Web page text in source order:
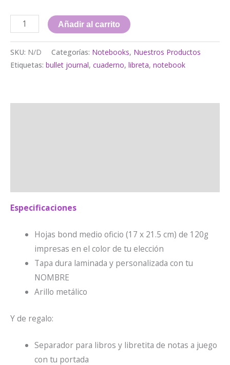
Notebook
|
Modelo
My
Añadir al carrito
SKU: N/D Categorías: Notebooks, Nuestros Productos
Etiquetas: bullet journal, cuaderno, libreta, notebook
Especificaciones
Hojas bond medio oficio (17 x 21.5 cm) de 120g
impresas en el color de tu elección
Tapa dura laminada y personalizada con tu
NOMBRE
Arillo metálico
Y de regalo:
Separador para libros y libretita de notas a juego
con tu portada